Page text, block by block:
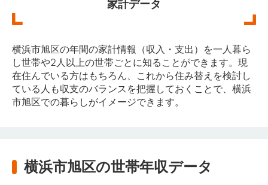
家計データ
横浜市旭区の年間の家計情報（収入・支出）を一人暮ら
し世帯や2人以上の世帯ごとに知ることができます。現
在住んでいる方はもちろん、これから住み替えを検討し
ている人も収支のバランスを把握しておくことで、横浜
市旭区での暮らしがイメージできます。
横浜市旭区の世帯年収データ